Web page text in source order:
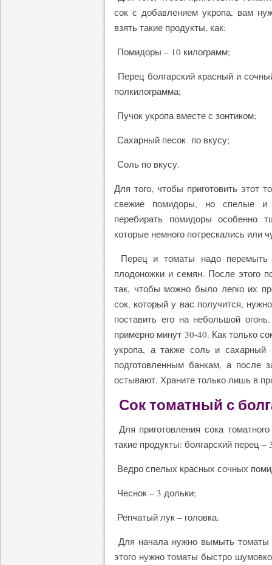
сок с добавлением укропа, вам
взять такие продукты, как:
Помидоры – 10 килограмм;
Перец болгарский красный и
полкилограмма;
Пучок укропа вместе с зонтиком;
Сахарный песок по вкусу;
Соль по вкусу.
Для того, чтобы приготовить
свежие помидоры, но спелые и
перебирать помидоры особенно
которые немного потрескались или
Перец и томаты надо
плодоножки и семян. После этого
так, чтобы можно было легко их
сок, который у вас получится,
поставить его на небольшой
примерно минут 30-40. Как только
укропа, а также соль и сахарный
подготовленным банкам, а после
остывают. Храните только лишь в
Сок томатный с
Для приготовления сока
такие продукты: болгарский перец –
Ведро спелых красных сочных
Чеснок – 3 дольки;
Репчатый лук – головка.
Для начала нужно вымыть
этого нужно томаты быстро